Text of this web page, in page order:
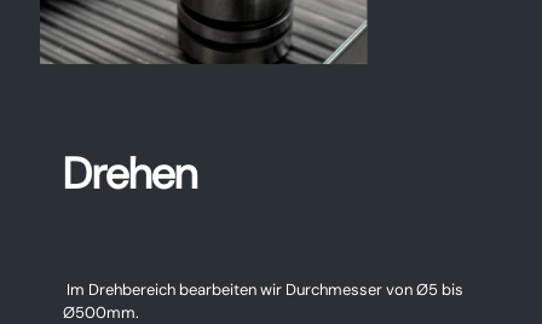
Drehen
Im Drehbereich bearbeiten wir Durchmesser von Ø5 bis
Ø500mm.